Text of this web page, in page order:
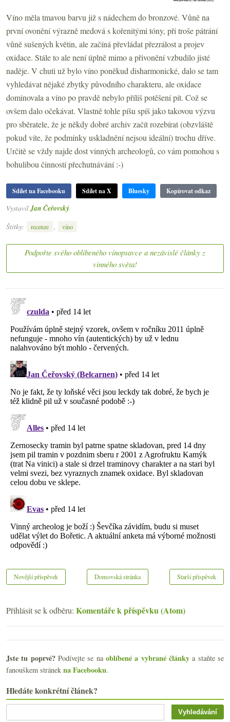
Víno měla tmavou barvu již s nádechem do bronzové. Vůně na
první ovonění výrazně medová s kořenitými tóny, při troše pátrání
vůně sušených květin, ale začíná převládat přezrálost a projev
oxidace. Stále to ale není úplně mimo a přivonění vzbudilo jisté
naděje. V chuti už bylo víno poněkud disharmonické, dalo se tam
vyhledávat nějaké zbytky původního charakteru, ale oxidace
dominovala a víno po pravdě nebylo příliš potěšení pít. Což se
ovšem dalo očekávat. Vlastně tohle píšu spíš jako takovou výzvu
pro sběratele, že je někdy dobré archiv začít rozebírat (obzvláště
pokud víte, že podmínky uskladnění nejsou ideální) trochu dříve.
Určitě se vždy najde dost vinných archeologů, co vám pomohou s
bohulibou činností přechutnávání :-)
Sdílet na Facebooku Sdílet na X Bluesky Kopírovat odkaz
Vystavil Jan Čeřovský
Štítky:
recenze , víno
Podpořte svého oblíbeného vínopsavce a nezávislé články z
vinného světa!
Novější příspěvek Starší příspěvek
Domovská stránka
Přihlásit se k odběru: Komentáře k příspěvku (Atom)
Jste tu poprvé?Podívejte se naoblíbené a vybrané články a staňte se
fanouškem stránek na Facebooku.
Hledáte konkrétní článek?